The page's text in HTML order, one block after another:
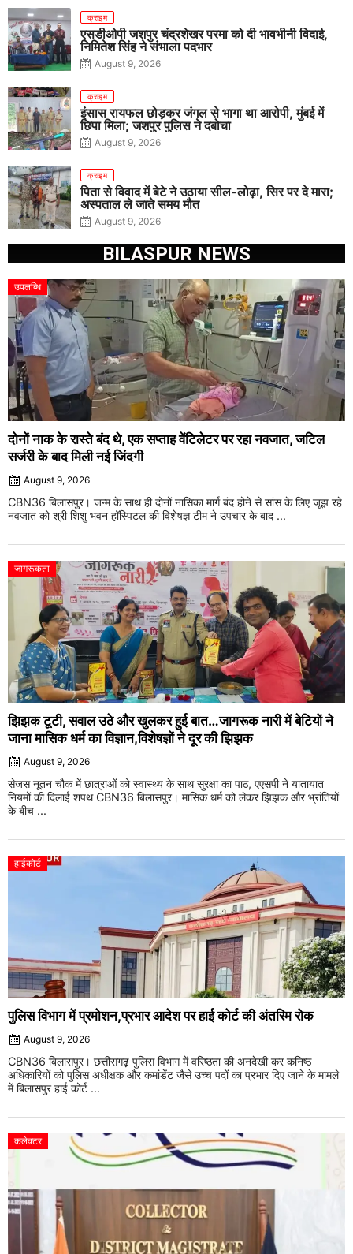
क्राइम
एसडीओपी जशपुर चंद्रशेखर परमा को दी भावभीनी विदाई,
निमितेश सिंह ने संभाला पदभार
August 9, 2026
क्राइम
इंसास रायफल छोड़कर जंगल से भागा था आरोपी, मुंबई में
छिपा मिला; जशपुर पुलिस ने दबोचा
August 9, 2026
क्राइम
पिता से विवाद में बेटे ने उठाया सील-लोढ़ा, सिर पर दे मारा;
अस्पताल ले जाते समय मौत
August 9, 2026
BILASPUR NEWS
उपलब्धि
दोनों नाक के रास्ते बंद थे, एक सप्ताह वेंटिलेटर पर रहा नवजात, जटिल
सर्जरी के बाद मिली नई जिंदगी
August 9, 2026
CBN36 बिलासपुर। जन्म के साथ ही दोनों नासिका मार्ग बंद होने से सांस के लिए जूझ रहे
नवजात को श्री शिशु भवन हॉस्पिटल की विशेषज्ञ टीम ने उपचार के बाद ...
जागरूकता
झिझक टूटी, सवाल उठे और खुलकर हुई बात…जागरूक नारी में बेटियों ने
जाना मासिक धर्म का विज्ञान,विशेषज्ञों ने दूर की झिझक
August 9, 2026
सेजस नूतन चौक में छात्राओं को स्वास्थ्य के साथ सुरक्षा का पाठ, एएसपी ने यातायात
नियमों की दिलाई शपथ CBN36 बिलासपुर। मासिक धर्म को लेकर झिझक और भ्रांतियों
के बीच ...
हाईकोर्ट
पुलिस विभाग में प्रमोशन,प्रभार आदेश पर हाई कोर्ट की अंतरिम रोक
August 9, 2026
CBN36 बिलासपुर। छत्तीसगढ़ पुलिस विभाग में वरिष्ठता की अनदेखी कर कनिष्ठ
अधिकारियों को पुलिस अधीक्षक और कमांडेंट जैसे उच्च पदों का प्रभार दिए जाने के मामले
में बिलासपुर हाई कोर्ट ...
कलेक्टर